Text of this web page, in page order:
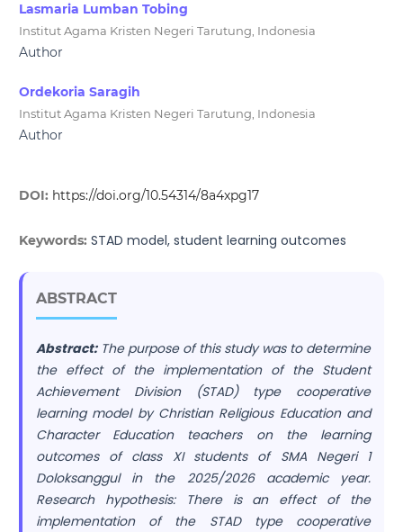
Lasmaria Lumban Tobing
Institut Agama Kristen Negeri Tarutung, Indonesia
Author
Ordekoria Saragih
Institut Agama Kristen Negeri Tarutung, Indonesia
Author
DOI: https://doi.org/10.54314/8a4xpg17
Keywords: STAD model, student learning outcomes
ABSTRACT
Abstract:The purpose of this study was to determine
the effect of the implementation of the Student
Achievement Division (STAD) type cooperative
learning model by Christian Religious Education and
Character Education teachers on the learning
outcomes of class XI students of SMA Negeri 1
Doloksanggul in the 2025/2026 academic year.
Research hypothesis: There is an effect of the
implementation of the STAD type cooperative